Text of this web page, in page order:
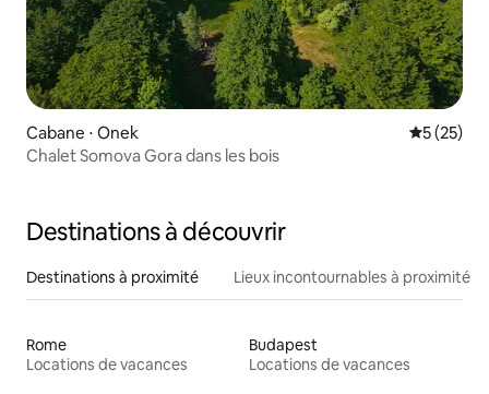
Cabane ⋅ Onek
5 (25)
Chalet Somova Gora dans les bois
Destinations à découvrir
Destinations à proximité Lieux incontournables à proximité
Rome
Locations de vacances
Budapest
Locations de vacances